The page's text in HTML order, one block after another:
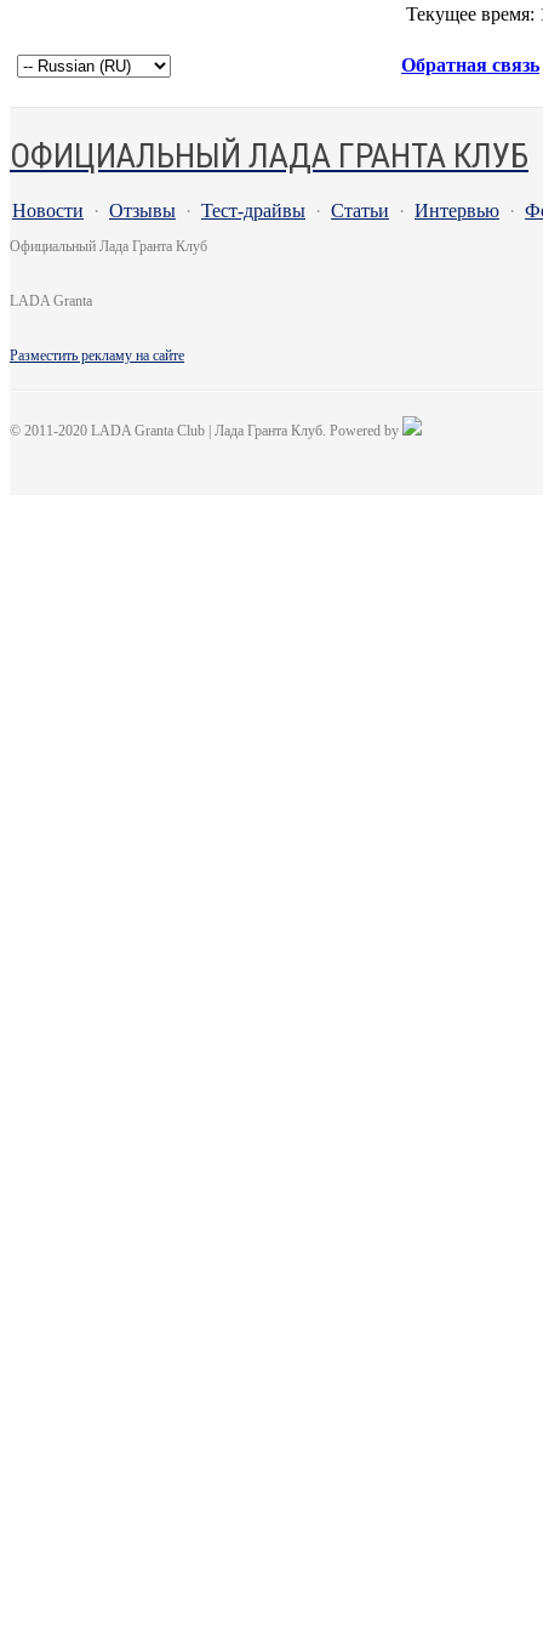
Текущее время:
Обратная связь
ОФИЦИАЛЬНЫЙ ЛАДА ГРАНТА КЛУБ
Новости · Отзывы · Тест-драйвы · Статьи · Интервью ·
Официальный Лада Гранта Клуб
LADA Granta
Разместить рекламу на сайте
© 2011-2020 LADA Granta Club | Лада Гранта Клуб. Powered by